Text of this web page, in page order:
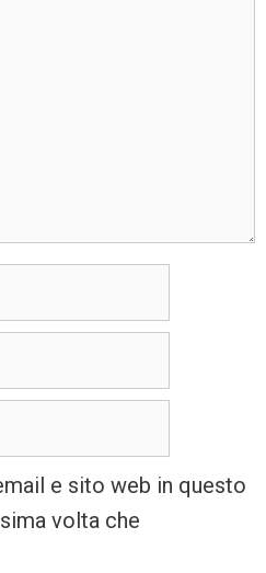
e sito web in questo
volta che